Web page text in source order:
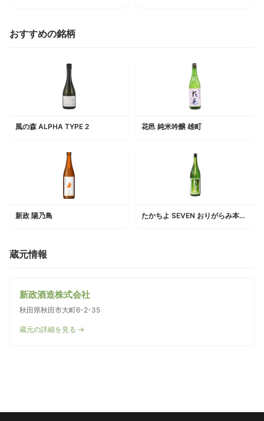
おすすめの銘柄
風の森 ALPHA TYPE 2 花邑 純米吟醸 雄町
新政 陽乃鳥 たかちよ SEVEN おりがらみ本生 扁平精米無調整生原酒
蔵元情報
新政酒造株式会社
秋田県秋田市大町6-2-35
蔵元の詳細を見る →